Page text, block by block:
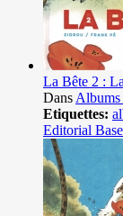
La Bête 2 :
Dans Albums
Etiquettes:
Editorial Base